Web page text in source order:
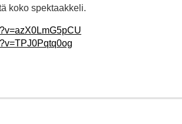
koko spektaakkeli.